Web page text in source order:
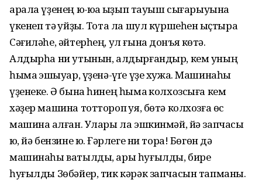
арала үҙенең юҡ-юҡҡа ҡыҙып тауыш сығарыуына
үкенеп тә ҡуйҙы. Тота ла шул күршеһен ҡыҫтыра
Сәғиләһе, әйтерһең, ул ғына донъя көтә.
Алдырһа ни утынын, алдырғандыр, кем уның
һымаҡ эшҡыуар, үҙенә-үґе үҙе хужа. Машинаһы
үҙенеке. Ә бына һинең һымаҡ колхозсыға кем
хәҙер машина тоттороп ҡуя, бөтә колхозға өс
машина ҡалған. Улары ла эшкинмәй, йә запчасы
юҡ, йә бензине юҡ. Ғәрлеге ни тора! Бөгөн дә
машинаһы ватылды, ары һуғылды, бире
һуғылды Зөбәйер, тик кәрәк запчасын тапманы.